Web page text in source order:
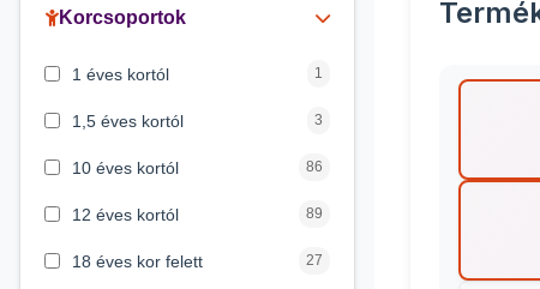
Peppa malac
Korcsoportok
1 éves kortól 1
1,5 éves kortól 3
10 éves kortól 86
12 éves kortól 89
18 éves kor felett 27